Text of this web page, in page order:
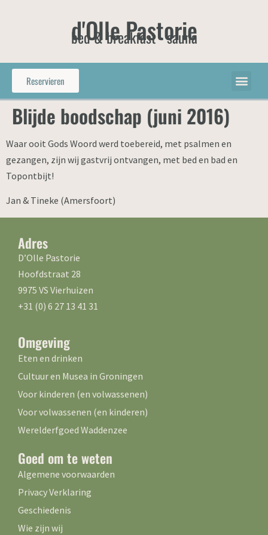
d'Olle Pastorie
bed & breakfast - sauna
Reservieren
Blijde boodschap (juni 2016)
Waar ooit Gods Woord werd toebereid, met psalmen en
gezangen, zijn wij gastvrij ontvangen, met bed en bad en
Topontbijt!
Jan & Tineke (Amersfoort)
Adres
D’Olle Pastorie
Hoofdstraat 28
9975 VS Vierhuizen
+31 (0) 6 27 13 41 31
Omgeving
Eten en drinken
Cultuur en Musea in Groningen
Voor kinderen (en volwassenen)
Voor volwassenen (en kinderen)
Werelderfgoed Waddenzee
Goed om te weten
Algemene voorwaarden
Privacy Verklaring
Geschiedenis
Wie zijn wij